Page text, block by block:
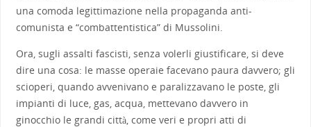
una comoda legittimazione nella propaganda anti-
comunista e “combattentistica” di Mussolini.
Ora, sugli assalti fascisti, senza volerli giustificare, si deve
dire una cosa: le masse operaie facevano paura davvero; gli
scioperi, quando avvenivano e paralizzavano le poste, gli
impianti di luce, gas, acqua, mettevano davvero in
ginocchio le grandi città, come veri e propri atti di